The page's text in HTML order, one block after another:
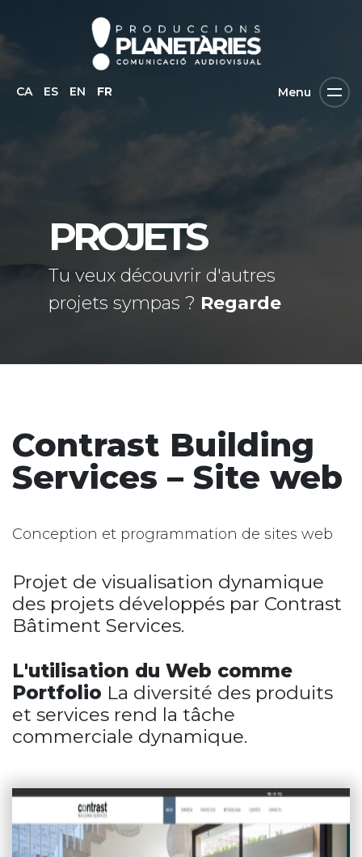
CA ES EN FR Menu
PROJETS
Tu veux découvrir d'autres
projets sympas ? Regarde
Contrast Building
Services – Site web
Conception et programmation de sites web
Projet de visualisation dynamique
des projets développés par Contrast
Bâtiment Services.
L'utilisation du Web comme
Portfolio La diversité des produits
et services rend la tâche
commerciale dynamique.